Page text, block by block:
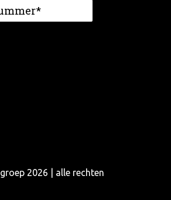
2026 | alle rechten